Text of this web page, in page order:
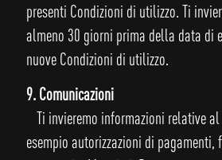
presenti Condizioni di utilizzo. Ti
almeno 30 giorni prima della data di
nuove Condizioni di utilizzo.
9. Comunicazioni
Ti invieremo informazioni relative
esempio autorizzazioni di